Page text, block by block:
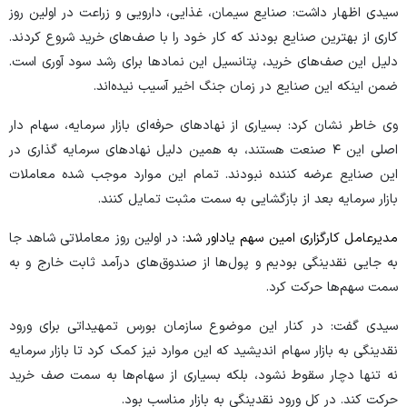
سیدی اظهار داشت: صنایع سیمان، غذایی، دارویی و زراعت در اولین روز
کاری از بهترین صنایع بودند که کار خود را با صف‌های خرید شروع کردند.
دلیل این صف‌های خرید، پتانسیل این نماد‌ها برای رشد سود آوری است.
ضمن اینکه این صنایع در زمان جنگ اخیر آسیب نیده‌اند.
وی خاطر نشان کرد: بسیاری از نهاد‌های حرفه‌ای بازار سرمایه، سهام دار
اصلی این ۴ صنعت هستند، به همین دلیل نهاد‌های سرمایه گذاری در
این صنایع عرضه کننده نبودند. تمام این موارد موجب شده معاملات
بازار سرمایه بعد از بازگشایی به سمت مثبت تمایل کنند.
مدیرعامل کارگزاری امین سهم یاداور شد:در اولین روز معاملاتی شاهد جا
به جایی نقدینگی بودیم و پول‌ها از صندوق‌های درآمد ثابت خارج و به
سمت سهم‌ها حرکت کرد.
سیدی گفت: در کنار این موضوع سازمان بورس تمهیداتی برای ورود
نقدینگی به بازار سهام اندیشید که این موارد نیز کمک کرد تا بازار سرمایه
نه تنها دچار سقوط نشود، بلکه بسیاری از سهام‌ها به سمت صف خرید
حرکت کند. در کل ورود نقدینگی به بازار مناسب بود.